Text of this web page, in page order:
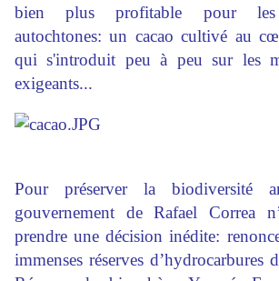
bien plus profitable pour les
autochtones: un cacao cultivé au
qui s'introduit peu à peu sur les
exigeants...
Pour préserver la biodiversité
gouvernement de Rafael Correa
prendre une décision inédite:
immenses réserves d’hydrocarbures